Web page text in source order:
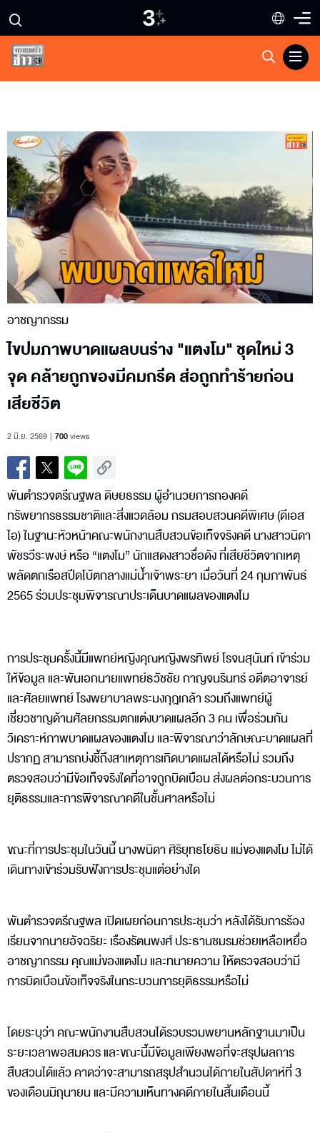
อาชญากรรม
ไขปมภาพบาดแผลบนร่าง "แตงโม" ชุดใหม่ 3
จุด คล้ายถูกของมีคมกรีด ส่อถูกทำร้ายก่อน
เสียชีวิต
2 มิ.ย. 2569 700views
พันตำรวจตรีณฐพล ดิษยธรรม ผู้อำนวยการกองคดี
ทรัพยากรธรรมชาติและสิ่งแวดล้อม กรมสอบสวนคดีพิเศษ (ดีเอส
ไอ) ในฐานะหัวหน้าคณะพนักงานสืบสวนข้อเท็จจริงคดี นางสาวนิดา
พัชรวีระพงษ์ หรือ “แตงโม” นักแสดงสาวชื่อดัง ที่เสียชีวิตจากเหตุ
พลัดตกเรือสปีดโบ้ตกลางแม่น้ำเจ้าพระยา เมื่อวันที่ 24 กุมภาพันธ์
2565 ร่วมประชุมพิจารณาประเด็นบาดแผลของแตงโม
การประชุมครั้งนี้มีแพทย์หญิงคุณหญิงพรทิพย์ โรจนสุนันท์ เข้าร่วม
ให้ข้อมูล และพันเอกนายแพทย์ธวัชชัย กาญจนรินทร์ อดีตอาจารย์
และศัลยแพทย์ โรงพยาบาลพระมงกุฎเกล้า รวมถึงแพทย์ผู้
เชี่ยวชาญด้านศัลยกรรมตกแต่งบาดแผลอีก 3 คน เพื่อร่วมกัน
วิเคราะห์ภาพบาดแผลของแตงโม และพิจารณาว่าลักษณะบาดแผลที่
ปรากฏ สามารถบ่งชี้ถึงสาเหตุการเกิดบาดแผลได้หรือไม่ รวมถึง
ตรวจสอบว่ามีข้อเท็จจริงใดที่อาจถูกบิดเบือน ส่งผลต่อกระบวนการ
ยุติธรรมและการพิจารณาคดีในชั้นศาลหรือไม่
ขณะที่การประชุมในวันนี้ นางพนิดา ศิริยุทธโยธิน แม่ของแตงโม ไม่ได้
เดินทางเข้าร่วมรับฟังการประชุมแต่อย่างใด
พันตำรวจตรีณฐพล เปิดเผยก่อนการประชุมว่า หลังได้รับการร้อง
เรียนจากนายอัจฉริยะ เรืองรัตนพงศ์ ประธานชมรมช่วยเหลือเหยื่อ
อาชญากรรม คุณแม่ของแตงโม และทนายความ ให้ตรวจสอบว่ามี
การบิดเบือนข้อเท็จจริงในกระบวนการยุติธรรมหรือไม่
โดยระบุว่า คณะพนักงานสืบสวนได้รวบรวมพยานหลักฐานมาเป็น
ระยะเวลาพอสมควร และขณะนี้มีข้อมูลเพียงพอที่จะสรุปผลการ
สืบสวนได้แล้ว คาดว่าจะสามารถสรุปสำนวนได้ภายในสัปดาห์ที่ 3
ของเดือนมิถุนายน และมีความเห็นทางคดีภายในสิ้นเดือนนี้